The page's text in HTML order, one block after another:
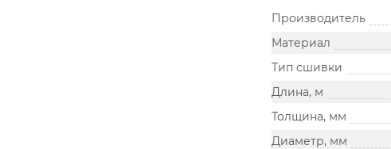
Производитель
Материал
Тип сшивки
Длина, м
Толщина, мм
Диаметр, мм